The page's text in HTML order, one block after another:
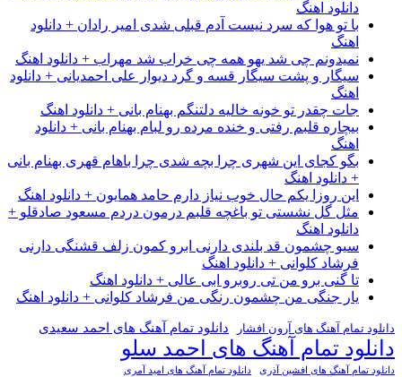
دانلود اهنگ
با تو هوا که سرد نیست آدم قبلی شدی امیر رادان + دانلود
اهنگ
نمیدونم چی شد یهو همه چی خراب شد مهراب + دانلود اهنگ
سیگار و پشت سیگار قسه و گرد دیوار علی احمدیانی + دانلود
اهنگ
جات چقدر تو خونه خالیه دلتنگم بهنام بانی + دانلود اهنگ
بیچاره قلبم رفتی و خنده مرده رو لبام بهنام بانی + دانلود
اهنگ
بگو کجای این شهری چرا بچه شدی چرا باهام قهری بهنام بانی
+ دانلود اهنگ
این روزا یکم حال خوب نیاز دارم حامد همایون + دانلود اهنگ
مثل گل نشستی تو باغچه قلبم درمون دردم مسعود صادقلو +
دانلود اهنگ
سیو چشمون قد بلندی دارنی ابرو کمون زلف قشنگی دارنی
فرشاد کلوانی + دانلود اهنگ
تا گنی برو من تی روبرو ابی عالی + دانلود اهنگ
یار جنگی من چشمون رنگی من فرشاد کلوانی + دانلود اهنگ
دانلود تمام آهنگ های آرون افشار دانلود تمام آهنگ های احمد سعیدی
دانلود تمام آهنگ های احمد سلو
دانلود تمام آهنگ های افشین آذری دانلود تمام آهنگ های امید آمری